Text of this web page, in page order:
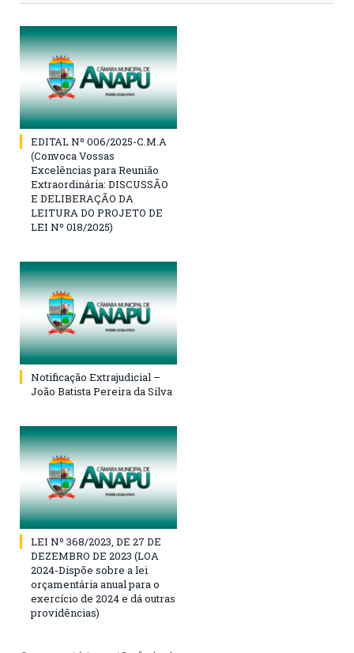
EDITAL Nº 006/2025-C.M.A
(Convoca Vossas
Excelências para Reunião
Extraordinária: DISCUSSÃO
E DELIBERAÇÃO DA
LEITURA DO PROJETO DE
LEI Nº 018/2025)
Notificação Extrajudicial –
João Batista Pereira da Silva
LEI Nº 368/2023, DE 27 DE
DEZEMBRO DE 2023 (LOA
2024-Dispõe sobre a lei
orçamentária anual para o
exercício de 2024 e dá outras
providências)